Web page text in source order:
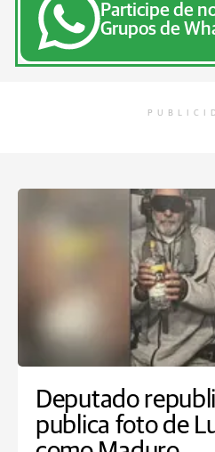
Participe de
Grupos de
Deputado
publica foto de